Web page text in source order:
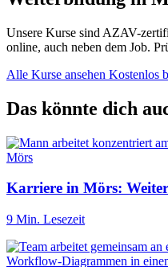
Unsere Kurse sind AZAV-
online, auch neben dem Job.
Alle Kurse ansehen Kostenlos
Das könnte dich
Karriere in Mörs:
9 Min. Lesezeit